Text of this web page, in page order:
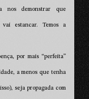
nos demonstrar que
vai estancar. Temos a
por mais “perfeita”
a menos que tenha
seja propagada com